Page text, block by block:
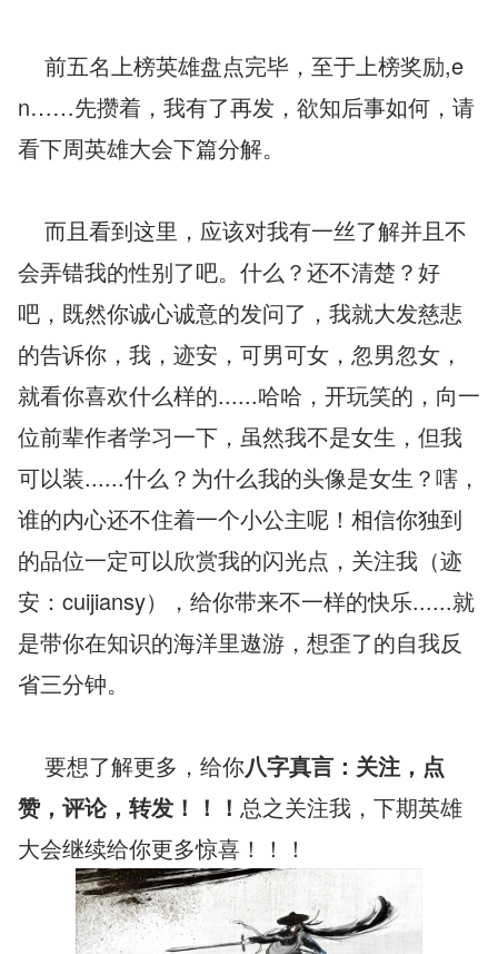
n……先攒着，我有了再发，欲知后事如何，请
看下周英雄大会下篇分解。
会弄错我的性别了吧。什么？还不清楚？好
吧，既然你诚心诚意的发问了，我就大发慈悲
的告诉你，我，迹安，可男可女，忽男忽女，
就看你喜欢什么样的......哈哈，开玩笑的，向一
位前辈作者学习一下，虽然我不是女生，但我
可以装......什么？为什么我的头像是女生？嗐，
谁的内心还不住着一个小公主呢！相信你独到
的品位一定可以欣赏我的闪光点，关注我（迹
安：cuijiansy），给你带来不一样的快乐......就
是带你在知识的海洋里遨游，想歪了的自我反
省三分钟。
    要想了解更多，给你
八字真言：关注，点
赞，评论，转发！！！ 总之关注我，下期英雄
大会继续给你更多惊喜！！！